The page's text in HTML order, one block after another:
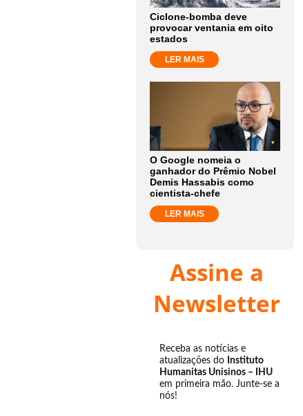
Ciclone-bomba deve
provocar ventania em oito
estados
LER MAIS
O Google nomeia o
ganhador do Prêmio Nobel
Demis Hassabis como
cientista-chefe
LER MAIS
Assine a
Newsletter
Receba as notícias e
atualizações do Instituto
Humanitas Unisinos – IHU
em primeira mão. Junte-se a
nós!